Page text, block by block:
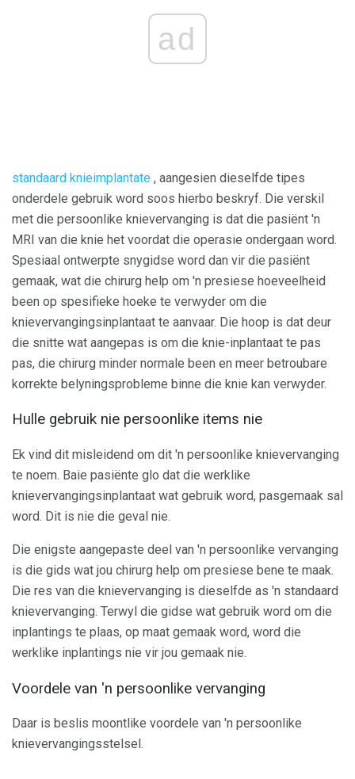
ad
standaard knieimplantate , aangesien dieselfde tipes
onderdele gebruik word soos hierbo beskryf. Die verskil
met die persoonlike knievervanging is dat die pasiënt 'n
MRI van die knie het voordat die operasie ondergaan word.
Spesiaal ontwerpte snygidse word dan vir die pasiënt
gemaak, wat die chirurg help om 'n presiese hoeveelheid
been op spesifieke hoeke te verwyder om die
knievervangingsinplantaat te aanvaar. Die hoop is dat deur
die snitte wat aangepas is om die knie-inplantaat te pas
pas, die chirurg minder normale been en meer betroubare
korrekte belyningsprobleme binne die knie kan verwyder.
Hulle gebruik nie persoonlike items nie
Ek vind dit misleidend om dit 'n persoonlike knievervanging
te noem. Baie pasiënte glo dat die werklike
knievervangingsinplantaat wat gebruik word, pasgemaak sal
word. Dit is nie die geval nie.
Die enigste aangepaste deel van 'n persoonlike vervanging
is die gids wat jou chirurg help om presiese bene te maak.
Die res van die knievervanging is dieselfde as 'n standaard
knievervanging. Terwyl die gidse wat gebruik word om die
inplantings te plaas, op maat gemaak word, word die
werklike inplantings nie vir jou gemaak nie.
Voordele van 'n persoonlike vervanging
Daar is beslis moontlike voordele van 'n persoonlike
knievervangingsstelsel.